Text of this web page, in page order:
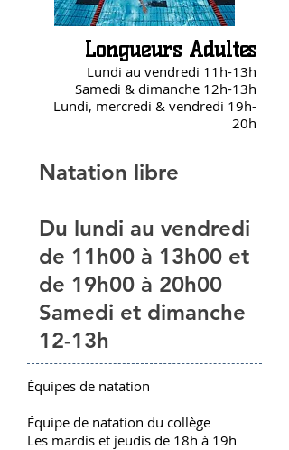
Longueurs Adultes
Lundi au vendredi 11h-13h
Samedi & dimanche 12h-13h
Lundi, mercredi & vendredi 19h-
20h
Natation libre
Du lundi au vendredi
de 11h00 à 13h00 et
de 19h00 à 20h00
Samedi et dimanche
12-13h
Équipes de natation
Équipe de natation du collège
Les mardis et jeudis de 18h à 19h